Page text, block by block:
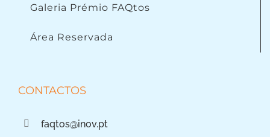
Galeria Prémio FAQtos
Área Reservada
CONTACTOS
faqtos@inov.pt